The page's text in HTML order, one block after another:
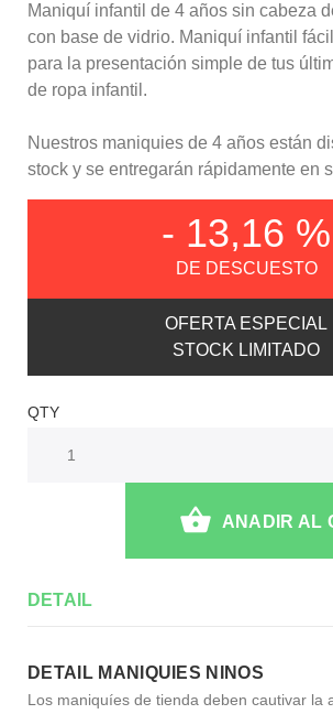
Maniquí infantil de 4 años sin cabeza
con base de vidrio. Maniquí infantil
para la presentación simple de tus
de ropa infantil.
Nuestros maniquies de 4 años están
stock y se entregarán rápidamente en
- 13,16 %
DE DESCUESTO
OFERTA ESPECIAL
STOCK LIMITADO
QTY
ANADIR AL
DETAIL
DETAIL MANIQUIES NINOS
Los maniquíes de tienda deben cautivar la